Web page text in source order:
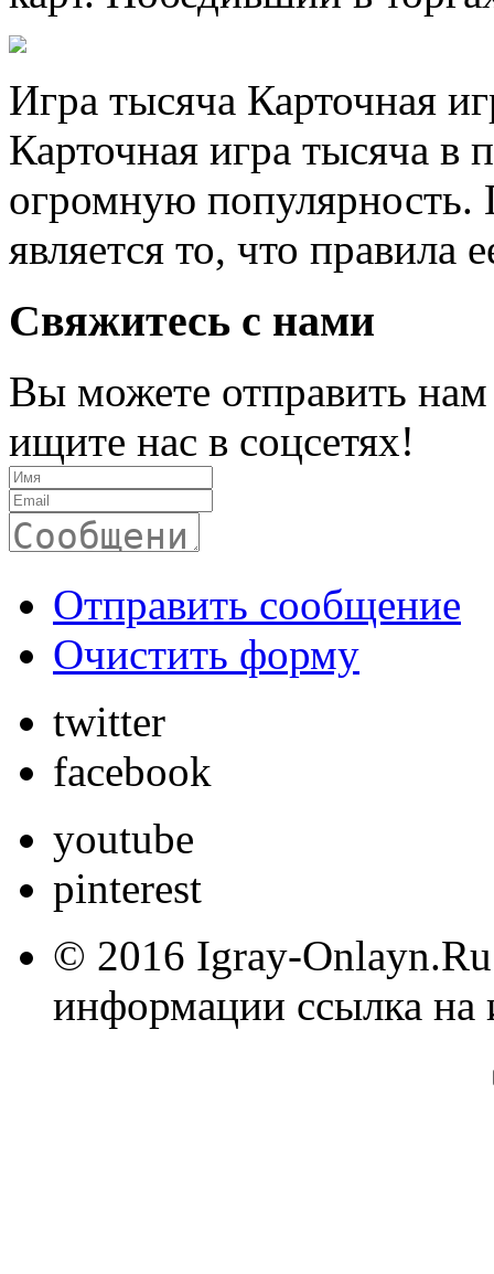
Игра тысяча Карточная
Карточная игра тысяча в
огромную
является то, что правила
Свяжитесь с нами
Вы можете отправить
ищите нас в соцсетях!
Отправить сообщение
Очистить форму
twitter
facebook
youtube
pinterest
© 2016 Igray-
информации ссылка на